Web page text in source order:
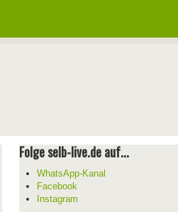
Folge selb-live.de auf...
WhatsApp-Kanal
Facebook
Instagram